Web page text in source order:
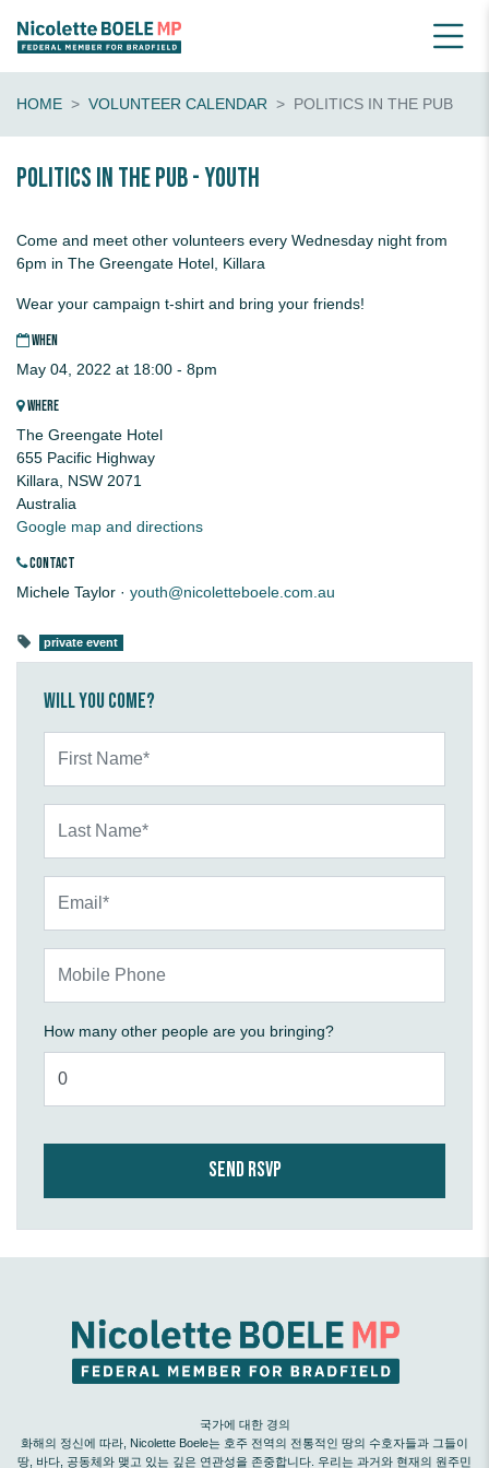
HOME VOLUNTEER CALENDAR POLITICS IN THE PUB
Politics in the pub - youth
Come and meet other volunteers every Wednesday night from
6pm in The Greengate Hotel, Killara
Wear your campaign t-shirt and bring your friends!
WHEN
May 04, 2022 at 18:00 - 8pm
WHERE
The Greengate Hotel
655 Pacific Highway
Killara, NSW 2071
Australia
Google map and directions
CONTACT
Michele Taylor · youth@nicoletteboele.com.au
private event
Will you come?
How many other people are you bringing?
국가에 대한 경의
화해의 정신에 따라, Nicolette Boele는 호주 전역의 전통적인 땅의 수호자들과 그들이
땅, 바다, 공동체와 맺고 있는 깊은 연관성을 존중합니다. 우리는 과거와 현재의 원주민